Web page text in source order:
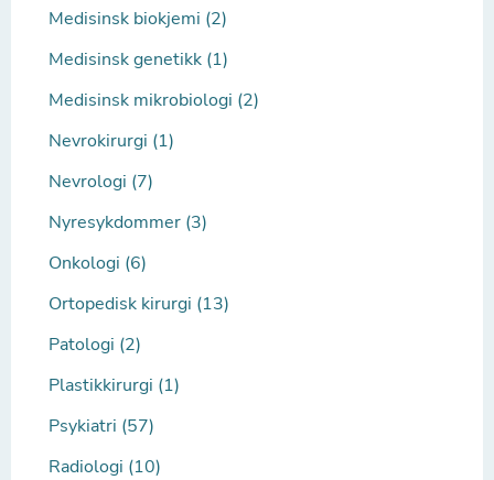
Medisinsk biokjemi (2)
Medisinsk genetikk (1)
Medisinsk mikrobiologi (2)
Nevrokirurgi (1)
Nevrologi (7)
Nyresykdommer (3)
Onkologi (6)
Ortopedisk kirurgi (13)
Patologi (2)
Plastikkirurgi (1)
Psykiatri (57)
Radiologi (10)